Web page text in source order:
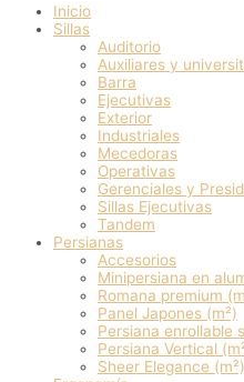
Inicio
Sillas
Auditorio
Auxiliares y
Barra
Ejecutivas
Exterior
Industriales
Mecedoras
Operativas
Gerenciales y
Sillas Ejecutivas
Tandem
Persianas
Accesorios
Minipersiana en
Romana premium
Panel Japones (m²)
Persiana enrollable
Persiana Vertical
Sheer Elegance (m²)